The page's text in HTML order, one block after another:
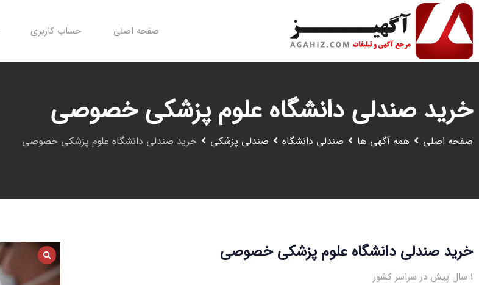
پرش
محتوا
صفحه اصلی حساب کاربری
خرید صندلی دانشگاه علوم پزشکی خصوصی
صفحه اصلی همه آگهی ها صندلی دانشگاه صندلی پزشکی خرید صندلی دانشگاه علوم پزشکی خصوصی
خرید صندلی دانشگاه علوم پزشکی خصوصی
1 سال پیش در سراسر کشور